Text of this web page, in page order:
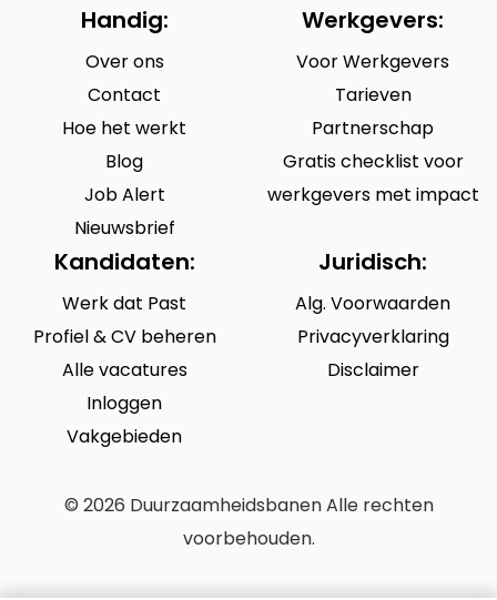
Handig:
Over ons
Contact
Hoe het werkt
Blog
Job Alert
Nieuwsbrief
Werkgevers:
Voor Werkgevers
Tarieven
Partnerschap
Gratis checklist voor
werkgevers met impact
Kandidaten:
Werk dat Past
Profiel & CV beheren
Alle vacatures
Inloggen
Vakgebieden
Juridisch:
Alg. Voorwaarden
Privacyverklaring
Disclaimer
© 2026 Duurzaamheidsbanen Alle rechten
voorbehouden.